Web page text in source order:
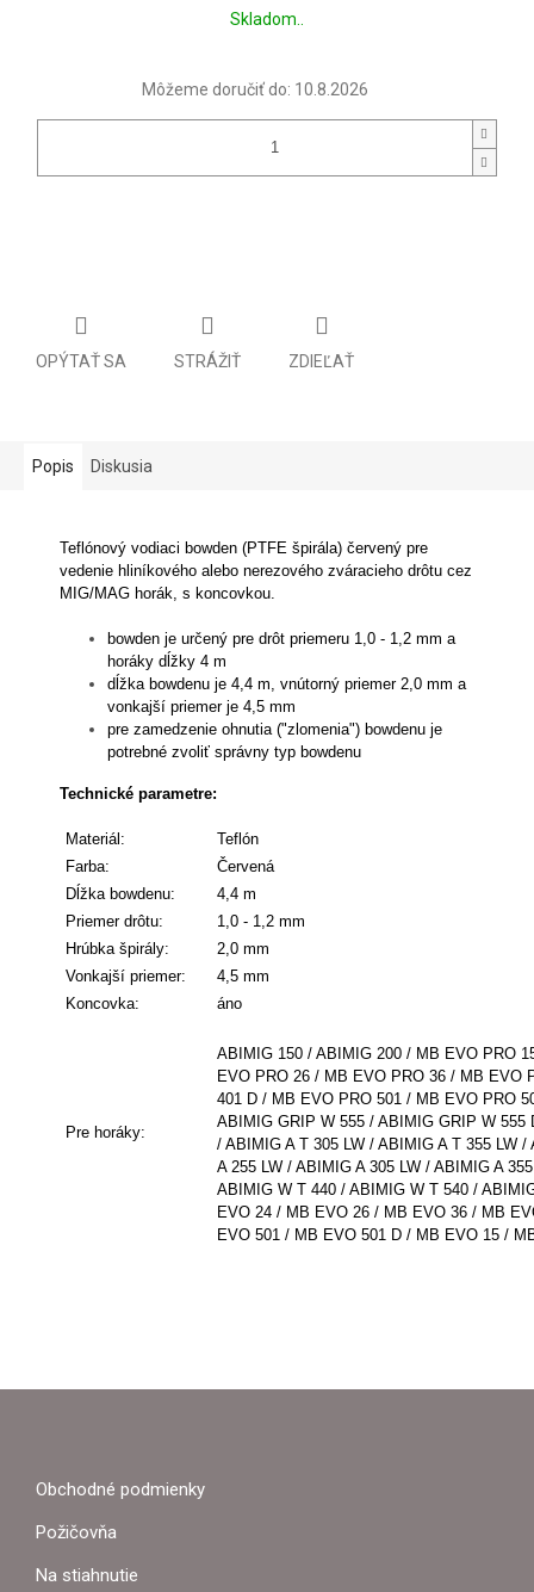
Skladom..
Môžeme doručiť do: 10.8.2026
OPÝTAŤ SA STRÁŽIŤ ZDIEĽAŤ
Popis Diskusia
Teflónový vodiaci bowden (PTFE špirála) červený pre
vedenie hliníkového alebo nerezového zváracieho drôtu cez
MIG/MAG horák, s koncovkou.
bowden je určený pre drôt priemeru 1,0 - 1,2 mm a
horáky dĺžky 4 m
dĺžka bowdenu je 4,4 m, vnútorný priemer 2,0 mm a
vonkajší priemer je 4,5 mm
pre zamedzenie ohnutia ("zlomenia") bowdenu je
potrebné zvoliť správny typ bowdenu
Technické parametre:
Materiál:
Teflón
Farba:
Červená
Dĺžka bowdenu:
4,4 m
Priemer drôtu:
1,0 - 1,2 mm
Hrúbka špirály:
2,0 mm
Vonkajší priemer:
4,5 mm
Koncovka:
áno
Pre horáky:
ABIMIG 150 / ABIMIG 200 / MB EVO PRO
EVO PRO 26 / MB EVO PRO 36 / MB EVO
401 D / MB EVO PRO 501 / MB EVO PRO
ABIMIG GRIP W 555 / ABIMIG GRIP W 555
/ ABIMIG A T 305 LW / ABIMIG A T 355 LW
A 255 LW / ABIMIG A 305 LW / ABIMIG A
ABIMIG W T 440 / ABIMIG W T 540 /
EVO 24 / MB EVO 26 / MB EVO 36 / MB
EVO 501 / MB EVO 501 D / MB EVO 15 /
Z
Obchodné podmienky
Požičovňa
Na stiahnutie